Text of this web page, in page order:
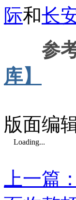
际和长
参
库】
版面编
Loading...
上一篇